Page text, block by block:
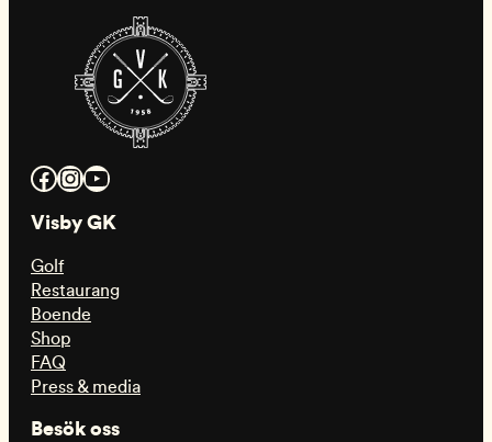
Facebook InstagramYouTube
Visby GK
Golf
Restaurang
Boende
Shop
FAQ
Press & media
Besök oss